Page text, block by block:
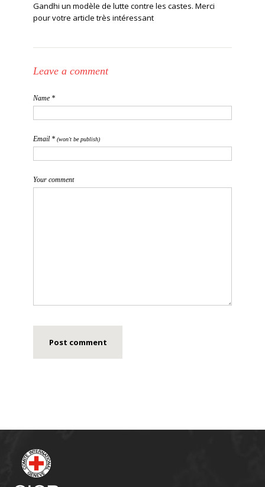
Gandhi un modèle de lutte contre les castes. Merci
pour votre article très intéressant
Leave a comment
Name *
Email * (won't be publish)
Your comment